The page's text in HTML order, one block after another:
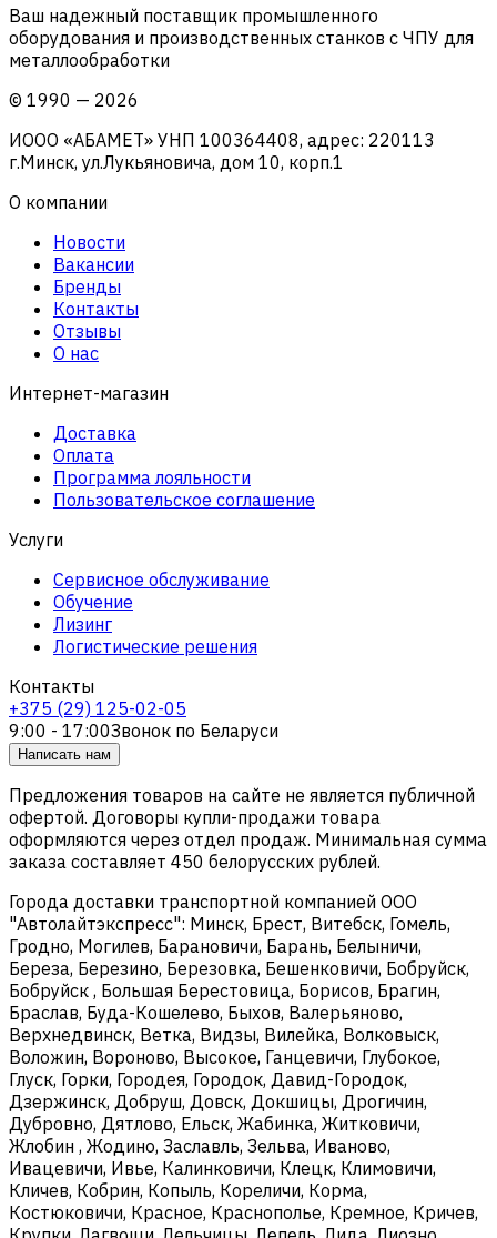
Ваш надежный поставщик промышленного
оборудования и производственных станков с ЧПУ для
металлообработки
© 1990 — 2026
ИООО «АБАМЕТ» УНП 100364408, адрес: 220113
г.Минск, ул.Лукьяновича, дом 10, корп.1
О компании
Новости
Вакансии
Бренды
Контакты
Отзывы
О нас
Интернет-магазин
Доставка
Оплата
Программа лояльности
Пользовательское соглашение
Услуги
Сервисное обслуживание
Обучение
Лизинг
Логистические решения
Контакты
+375 (29) 125-02-05
9:00 - 17:00Звонок по Беларуси
Написать нам
Предложения товаров на сайте не является публичной
офертой. Договоры купли-продажи товара
оформляются через отдел продаж. Минимальная сумма
заказа составляет 450 белорусских рублей.
Города доставки транспортной компанией ООО
"Автолайтэкспресс": Минск, Брест, Витебск, Гомель,
Гродно, Могилев, Барановичи, Барань, Белыничи,
Береза, Березино, Березовка, Бешенковичи, Бобруйск,
Бобруйск , Большая Берестовица, Борисов, Брагин,
Браслав, Буда-Кошелево, Быхов, Валерьяново,
Верхнедвинск, Ветка, Видзы, Вилейка, Волковыск,
Воложин, Вороново, Высокое, Ганцевичи, Глубокое,
Глуск, Горки, Городея, Городок, Давид-Городок,
Дзержинск, Добруш, Довск, Докшицы, Дрогичин,
Дубровно, Дятлово, Ельск, Жабинка, Житковичи,
Жлобин , Жодино, Заславль, Зельва, Иваново,
Ивацевичи, Ивье, Калинковичи, Клецк, Климовичи,
Кличев, Кобрин, Копыль, Кореличи, Корма,
Костюковичи, Красное, Краснополье, Кремное, Кричев,